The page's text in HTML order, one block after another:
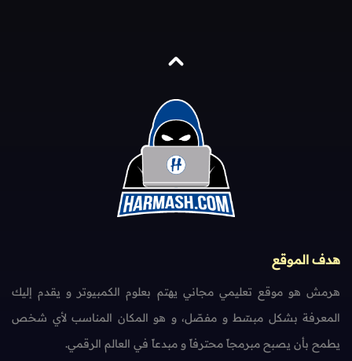
هدف الموقع
هرمش هو موقع تعليمي مجاني يهتم بعلوم الكمبيوتر و يقدم إليك
المعرفة بشكل مبسّط و مفصّل، و هو المكان المناسب لأي شخص
يطمح بأن يصبح مبرمجاً محترفاً و مبدعاً في العالم الرقمي.